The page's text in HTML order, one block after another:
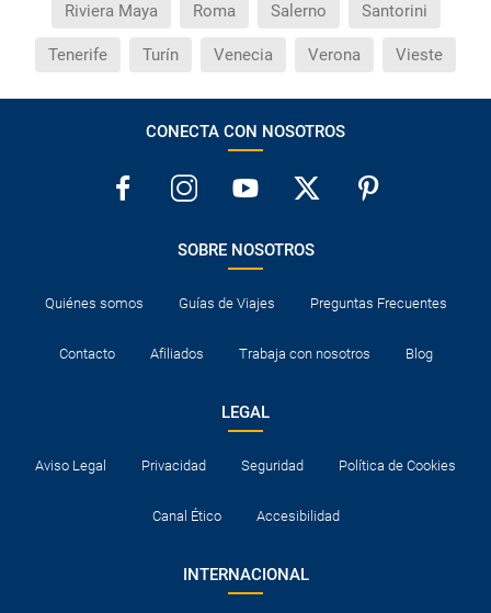
Riviera Maya Roma Salerno Santorini
Tenerife Turín Venecia Verona Vieste
CONECTA CON NOSOTROS
SOBRE NOSOTROS
Quiénes somos Guías de Viajes Preguntas Frecuentes
Contacto Afiliados Trabaja con nosotros Blog
LEGAL
Aviso Legal Privacidad Seguridad Política de Cookies
Canal Ético Accesibilidad
INTERNACIONAL